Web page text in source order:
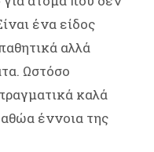
ένα είδος
αλλά
Ωστόσο
καλά
έννοια της